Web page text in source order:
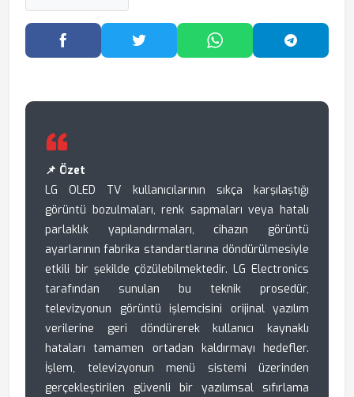
Facebook'ta PaylaşTwitter'da PaylaşWhatsApp'ta Paylaş
📌 Özet
LG OLED TV kullanıcılarının sıkça karşılaştığı
görüntü bozulmaları, renk sapmaları veya hatalı
parlaklık yapılandırmaları, cihazın görüntü
ayarlarının fabrika standartlarına döndürülmesiyle
etkili bir şekilde çözülebilmektedir. LG Electronics
tarafından sunulan bu teknik prosedür,
televizyonun görüntü işlemcisini orijinal yazılım
verilerine geri döndürerek kullanıcı kaynaklı
hataları tamamen ortadan kaldırmayı hedefler.
İşlem, televizyonun menü sistemi üzerinden
gerçekleştirilen güvenli bir yazılımsal sıfırlama